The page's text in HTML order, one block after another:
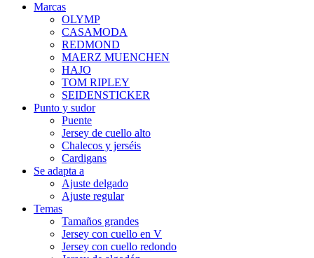
Marcas
OLYMP
CASAMODA
REDMOND
MAERZ MUENCHEN
HAJO
TOM RIPLEY
SEIDENSTICKER
Punto y sudor
Puente
Jersey de cuello alto
Chalecos y jerséis
Cardigans
Se adapta a
Ajuste delgado
Ajuste regular
Temas
Tamaños grandes
Jersey con cuello en V
Jersey con cuello redondo